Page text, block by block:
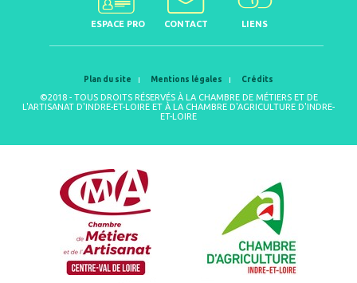
ESPACE PRO CONTACT LIENS
Plan du site Mentions légales Crédits
©2018 - TOUS DROITS RÉSERVÉS À LA CHAMBRE DE MÉTIERS ET DE
L'ARTISANAT D'INDRE-ET-LOIRE ET À LA CHAMBRE D'AGRICULTURE D'INDRE-
ET-LOIRE